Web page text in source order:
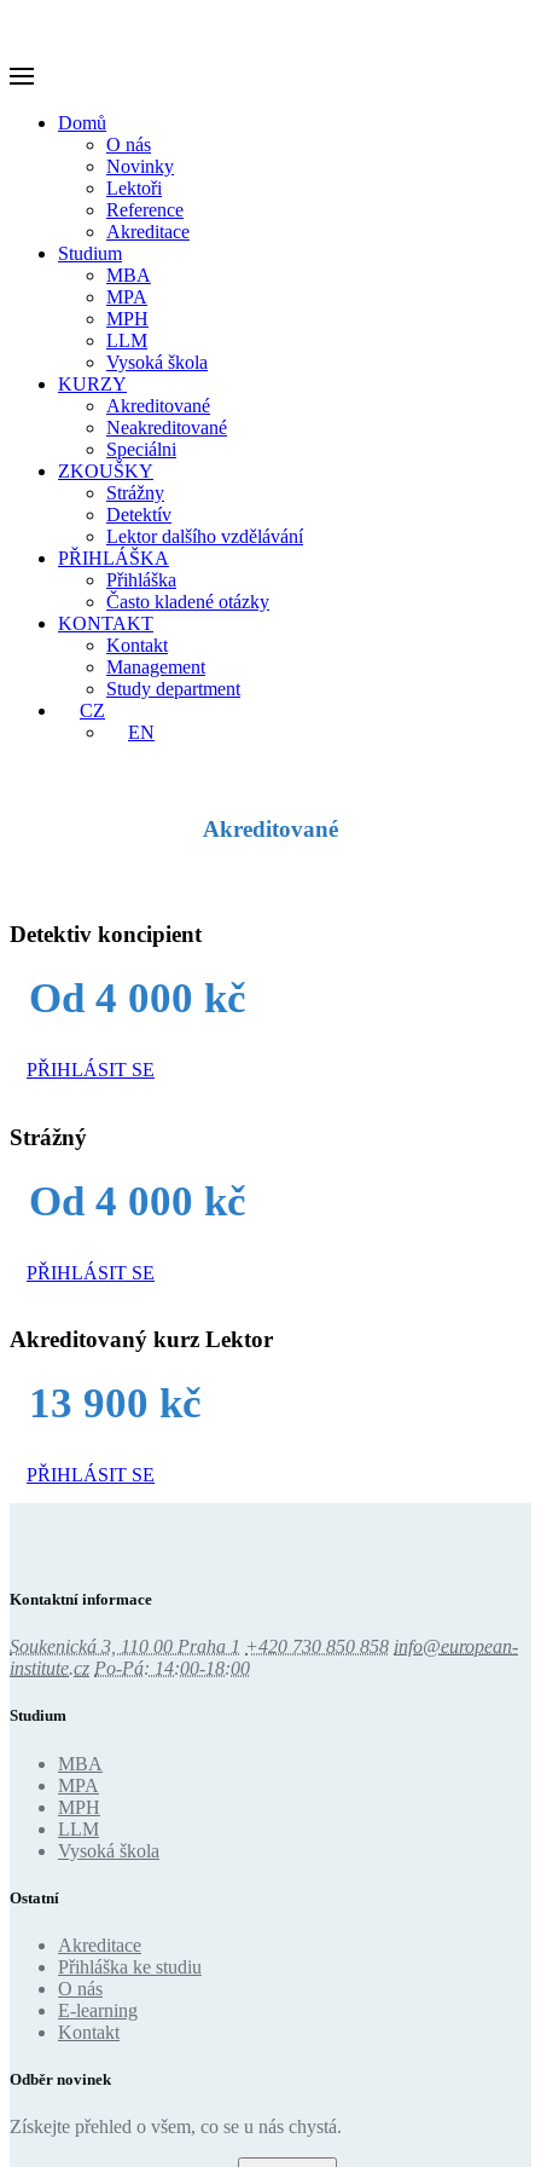
Domů
O nás
Novinky
Lektoři
Reference
Akreditace
Studium
MBA
MPA
MPH
LLM
Vysoká škola
KURZY
Akreditované
Neakreditované
Speciálni
ZKOUŠKY
Strážny
Detektív
Lektor dalšího vzdělávání
PŘIHLÁŠKA
Přihláška
Často kladené otázky
KONTAKT
Kontakt
Management
Study department
CZ
EN
Akreditované
Detektiv koncipient
Od 4 000 kč
PŘIHLÁSIT SE
Strážný
Od 4 000 kč
PŘIHLÁSIT SE
Akreditovaný kurz Lektor
13 900 kč
PŘIHLÁSIT SE
Kontaktní informace
Soukenická 3, 110 00 Praha 1 +420 730 850 858 info@european-
institute.cz Po-Pá: 14:00-18:00
Studium
MBA
MPA
MPH
LLM
Vysoká škola
Ostatní
Akreditace
Přihláška ke studiu
O nás
E-learning
Kontakt
Odběr novinek
Získejte přehled o všem, co se u nás chystá.